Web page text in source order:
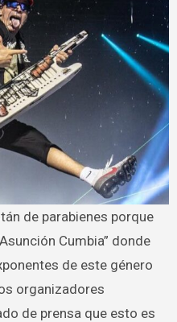
Cumbia” donde
de este género
organizadores
de prensa que esto es